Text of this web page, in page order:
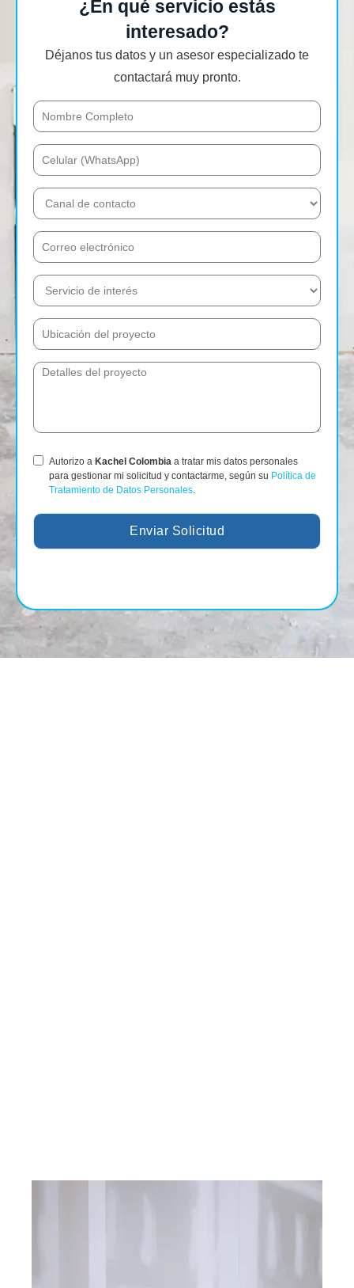
¿En qué servicio estás
interesado?
Déjanos tus datos y un asesor especializado te
contactará muy pronto.
Autorizo a Kachel Colombia a tratar mis datos personales
para gestionar mi solicitud y contactarme, según su Política de
Tratamiento de Datos Personales
Enviar Solicitud